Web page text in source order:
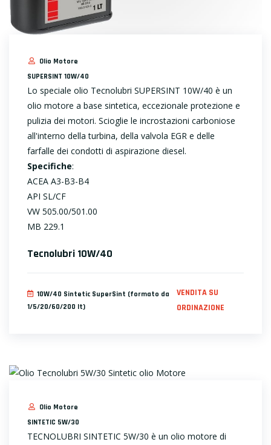
Olio Motore
SUPERSINT 10W/40
Lo speciale olio Tecnolubri SUPERSINT 10W/40 è un
olio motore a base sintetica, eccezionale protezione e
pulizia dei motori. Scioglie le incrostazioni carboniose
all'interno della turbina, della valvola EGR e delle
farfalle dei condotti di aspirazione diesel.
Specifiche:
ACEA A3-B3-B4
API SL/CF
VW 505.00/501.00
MB 229.1
Tecnolubri 10W/40
10W/40 Sintetic SuperSint (formato da
1/5/20/60/200 lt)
VENDITA SU
ORDINAZIONE
Olio Motore
SINTETIC 5W/30
TECNOLUBRI SINTETIC 5W/30 è un olio motore di